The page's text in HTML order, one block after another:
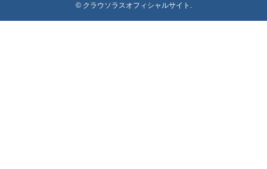
©クラウソラスオフィシャルサイト.